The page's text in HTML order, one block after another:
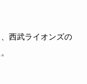
西武ライオンズの